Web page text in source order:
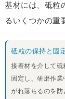
基材には、砥粒
るいくつかの重
砥粒の保持と固
接着材を介して砥
固定し、研磨作業
がれ落ちるのを防